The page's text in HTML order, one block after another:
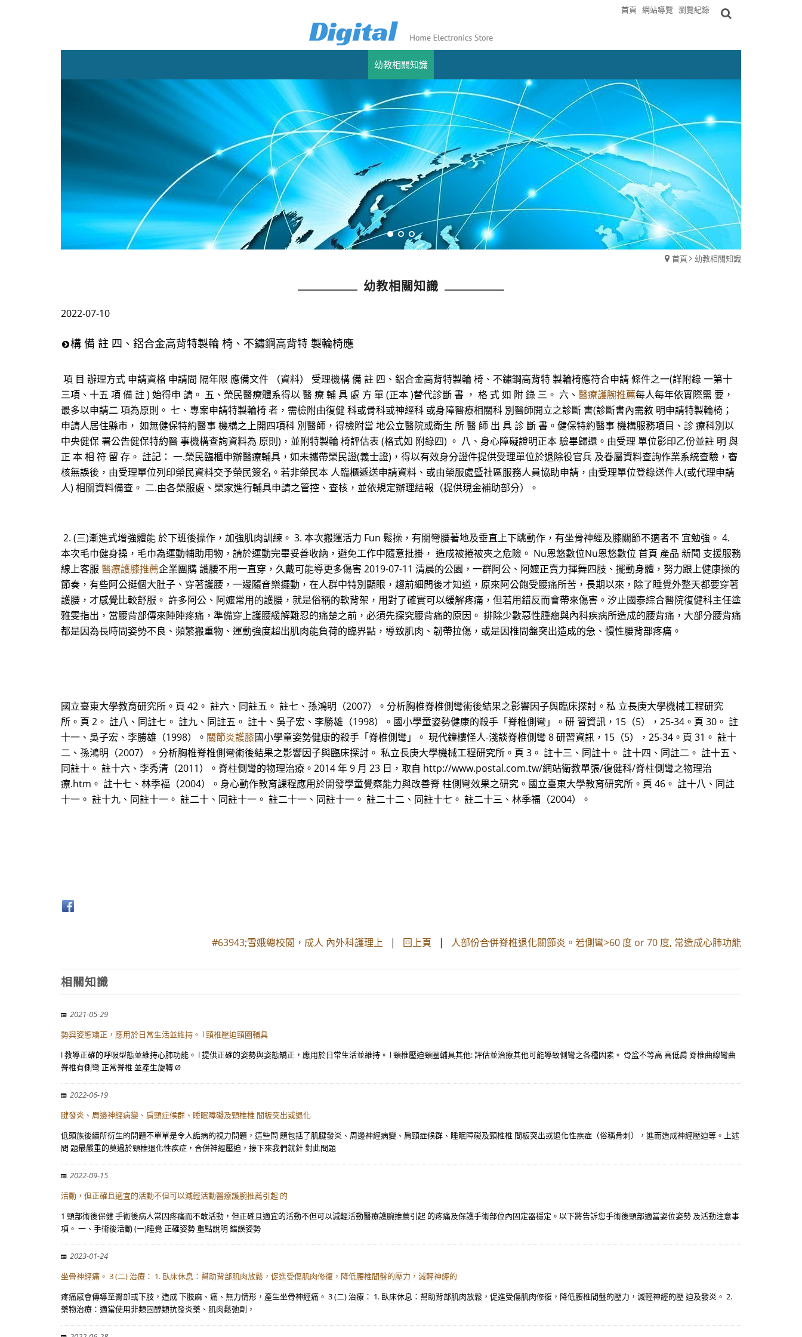
首頁 網站導覽 瀏覽紀錄
幼教相關知識
首頁 幼教相關知識
幼教相關知識
2022-07-10
構 備 註 四、鋁合金高背特製輪 椅、不鏽鋼高背特 製輪椅應
項 目 辦理方式 申請資格 申請間 隔年限 應備文件 （資料） 受理機構 備 註 四、鋁合金高背特製輪 椅、不鏽鋼高背特 製輪椅應符合申請 條件之一(詳附錄 一第十
三項、十五 項 備 註 ) 始得申 請。 五、榮民醫療體系得以 醫 療 輔 具 處 方 單 (正本 )替代診斷 書 ， 格 式 如 附 錄 三。 六、 醫療護腕推薦每人每年依實際需 要，
最多以申請二 項為原則。 七、專案申請特製輪椅 者，需檢附由復健 科或骨科或神經科 或身障醫療相關科 別醫師開立之診斷 書(診斷書內需敘 明申請特製輪椅；
申請人居住縣市， 如無健保特約醫事 機構之上開四項科 別醫師，得檢附當 地公立醫院或衛生 所 醫 師 出 具 診 斷 書。健保特約醫事 機構服務項目、診 療科別以
中央健保 署公告健保特約醫 事機構查詢資料為 原則)，並附特製輪 椅評估表 (格式如 附錄四) 。 八、身心障礙證明正本 驗畢歸還。由受理 單位影印乙份並註 明 與
正 本 相 符 留 存。 註記： 一.榮民臨櫃申辦醫療輔具，如未攜帶榮民證(義士證)，得以有效身分證件提供受理單位於退除役官兵 及眷屬資料查詢作業系統查驗，審
核無誤後，由受理單位列印榮民資料交予榮民簽名。若非榮民本 人臨櫃遞送申請資料、或由榮服處暨社區服務人員協助申請，由受理單位登錄送件人(或代理申請
人) 相關資料備查。 二.由各榮服處、榮家進行輔具申請之管控、查核，並依規定辦理結報（提供現金補助部分）。
2. (三)漸進式增強體能 於下班後操作，加強肌肉訓練。 3. 本次搬運活力 Fun 鬆操，有關彎腰著地及垂直上下跳動作，有坐骨神經及膝關節不適者不 宜勉強。 4.
本次毛巾健身操，毛巾為運動輔助用物，請於運動完畢妥善收納，避免工作中隨意批掛， 造成被捲被夾之危險。 Nu恩悠數位Nu恩悠數位 首頁 產品 新聞 支援服務
線上客服 醫療護膝推薦企業團購 護腰不用一直穿，久戴可能導更多傷害 2019-07-11 清晨的公園，一群阿公、阿嬤正賣力揮舞四肢、擺動身體，努力跟上健康操的
節奏，有些阿公挺個大肚子、穿著護腰，一邊隨音樂擺動，在人群中特別顯眼，趨前細問後才知道，原來阿公飽受腰痛所苦，長期以來，除了睡覺外整天都要穿著
護腰，才感覺比較舒服。 許多阿公、阿嬤常用的護腰，就是俗稱的軟背架，用對了確實可以緩解疼痛，但若用錯反而會帶來傷害。汐止國泰綜合醫院復健科主任塗
雅雯指出，當腰背部傳來陣陣疼痛，準備穿上護腰緩解難忍的痛楚之前，必須先探究腰背痛的原因。 排除少數惡性腫瘤與內科疾病所造成的腰背痛，大部分腰背痛
都是因為長時間姿勢不良、頻繁搬重物、運動強度超出肌肉能負荷的臨界點，導致肌肉、韌帶拉傷，或是因椎間盤突出造成的急、慢性腰背部疼痛。
國立臺東大學教育研究所。頁 42。 註六、同註五。 註七、孫鴻明（2007）。分析胸椎脊椎側彎術後結果之影響因子與臨床探討。私 立長庚大學機械工程研究
所。頁 2。 註八、同註七。 註九、同註五。 註十、吳子宏、李勝雄（1998）。國小學童姿勢健康的殺手「脊椎側彎」。研 習資訊，15（5），25-34。頁 30。 註
十一、吳子宏、李勝雄（1998）。 關節炎護膝國小學童姿勢健康的殺手「脊椎側彎」。 現代鐘樓怪人-淺談脊椎側彎 8 研習資訊，15（5），25-34。頁 31。 註十
二、孫鴻明（2007）。分析胸椎脊椎側彎術後結果之影響因子與臨床探討。 私立長庚大學機械工程研究所。頁 3。 註十三、同註十。 註十四、同註二。 註十五、
同註十。 註十六、李秀清（2011）。脊柱側彎的物理治療。2014 年 9 月 23 日，取自 http://www.postal.com.tw/網站衛教單張/復健科/脊柱側彎之物理治
療.htm。 註十七、林季福（2004）。身心動作教育課程應用於開發學童覺察能力與改善脊 柱側彎效果之研究。國立臺東大學教育研究所。頁 46。 註十八、同註
十一。 註十九、同註十一。 註二十、同註十一。 註二十一、同註十一。 註二十二、同註十七。 註二十三、林季福（2004）。
#63943;雪娥總校閱，成人 內外科護理上 | 回上頁 | 人部份合併脊椎退化關節炎。若側彎>60 度 or 70 度, 常造成心肺功能
相關知識
2021-05-29
勢與姿態矯正，應用於日常生活並維持。 l 頸椎壓迫頸圈輔具
l 教導正確的呼吸型態並維持心肺功能。 l 提供正確的姿勢與姿態矯正，應用於日常生活並維持。 l 頸椎壓迫頸圈輔具其他: 評估並治療其他可能導致側彎之各種因素。 骨盆不等高 高低肩 脊椎曲線彎曲
脊椎有側彎 正常脊椎 並產生旋轉 Ø
2022-06-19
腱發炎、周邊神經病變、肩頸症候群、睡眠障礙及頸椎椎 間板突出或退化
低頭族後續所衍生的問題不單單是令人詬病的視力問題，這些問 題包括了肌腱發炎、周邊神經病變、肩頸症候群、睡眠障礙及頸椎椎 間板突出或退化性疾症（俗稱骨刺），進而造成神經壓迫等。上述
問 題最嚴重的莫過於頸椎退化性疾症，合併神經壓迫，接下來我們就針 對此問題
2022-09-15
活動，但正確且適宜的活動不但可以減輕活動醫療護腕推薦引起 的
1 頸部術後保健 手術後病人常因疼痛而不敢活動，但正確且適宜的活動不但可以減輕活動醫療護腕推薦引起 的疼痛及保護手術部位內固定器穩定。以下將告訴您手術後頸部適當姿位姿勢 及活動注意事
項。 一、手術後活動 (一)睡覺 正確姿勢 重點說明 錯誤姿勢
2023-01-24
坐骨神經痛。 3 (二) 治療： 1. 臥床休息：幫助背部肌肉放鬆，促進受傷肌肉修復，降低腰椎間盤的壓力，減輕神經的
疼痛感會傳導至臀部或下肢，造成 下肢麻、痛、無力情形，產生坐骨神經痛。 3 (二) 治療： 1. 臥床休息：幫助背部肌肉放鬆，促進受傷肌肉修復，降低腰椎間盤的壓力，減輕神經的壓 迫及發炎。 2.
藥物治療：適當使用非類固醇類抗發炎藥、肌肉鬆弛劑，